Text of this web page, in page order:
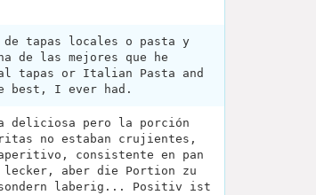
de tapas locales o pasta y
de las mejores que he
tapas or Italian Pasta and
best, I ever had.
deliciosa pero la porción
no estaban crujientes,
consistente en pan
aber die Portion zu
sondern laberig... Positiv ist